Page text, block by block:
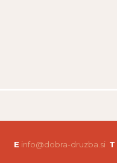
E info@dobra-druzba.si T